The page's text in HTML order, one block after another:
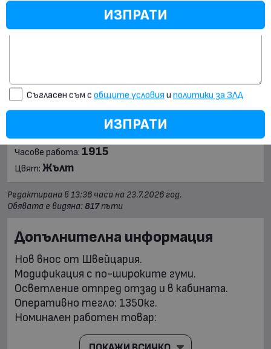
Съгласен съм с общите условия и политики за ЗЛД
ИЗПРАТИ
ИЗПРАТИ
Дата на производство: септември 2014 г.
Двигател: Дизелов
24 к.с.
Товароподемност [кг]: 1350 кг.
Часове работа: 1915
Цвят: Жълт
Редактирана в 13:36 часа на 23.7.2026 год.
Обявата е видяна:817пъти
Допълнителна информация
Нов внос от Швейцария.
Модификация с по-широките гуми.
Осветление отпред отзад и в кабината.
Оперативно тегло: 1350кг.
Номинален работен товар: